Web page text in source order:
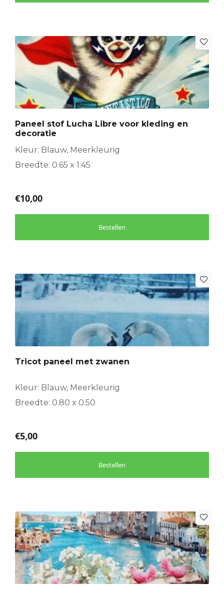
Paneel stof Lucha Libre voor kleding en
decoratie
Kleur: Blauw, Meerkleurig
Breedte: 0.65 x 1.45
€10,00
Bestellen
Tricot paneel met zwanen
Kleur: Blauw, Meerkleurig
Breedte: 0.80 x 0.50
€5,00
Bestellen